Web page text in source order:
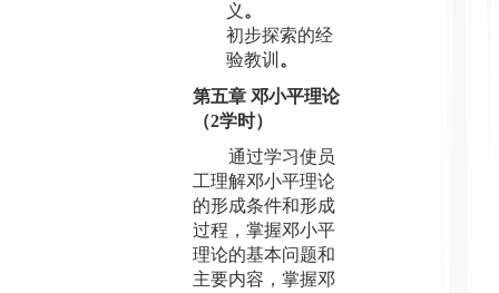
义 。
初步探索的经
验教训 。
第五章 邓小平理论
（2学时）
通过学习使员
工理解邓小平理论
的形成条件和形成
过程，掌握邓小平
理论的基本问题和
主要内容，掌握邓